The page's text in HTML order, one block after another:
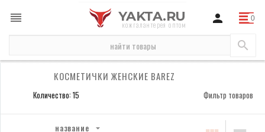
YAKTA.RU
кожгалантерея оптом
косметички Barez
КОСМЕТИЧКИ ЖЕНСКИЕ BAREZ
Количество: 15 Фильтр товаров
название